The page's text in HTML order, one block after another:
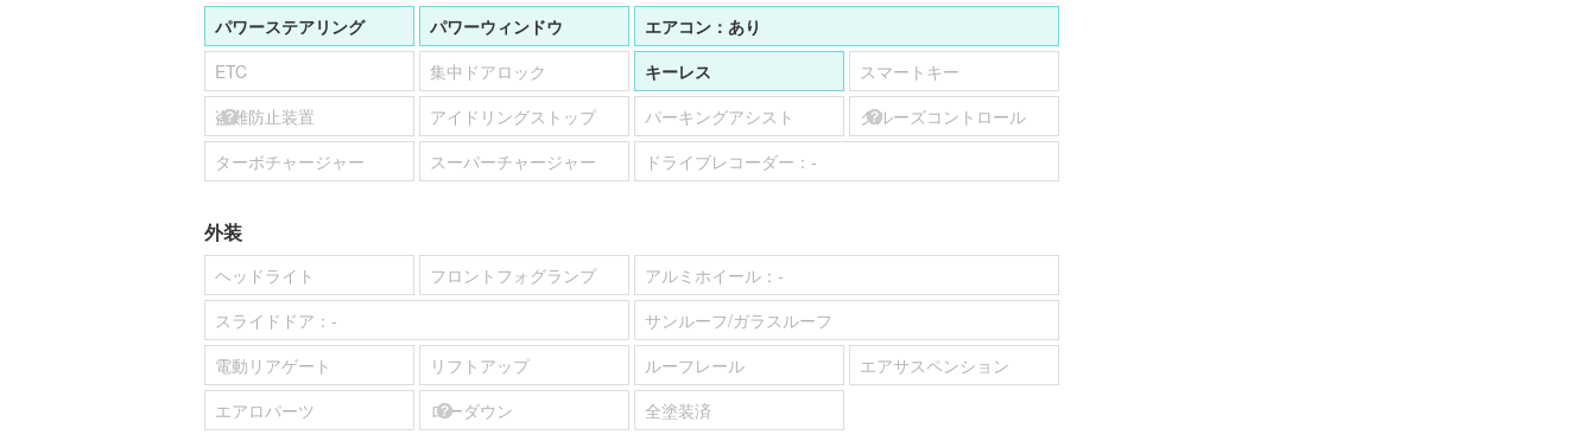
パワーステアリング パワーウィンドウ エアコン： あり
ETC
集中ドアロック キーレス
スマートキー
盗難防止装置
アイドリングストップ パーキングアシスト
クルーズコントロール
ターボチャージャー
スーパーチャージャー ドライブレコーダー： -
外装
ヘッドライト フロントフォグランプ アルミホイール： -
スライドドア： -
サンルーフ/ガラスルーフ
電動リアゲート
リフトアップ ルーフレール
エアサスペンション
エアロパーツ
ローダウン 全塗装済